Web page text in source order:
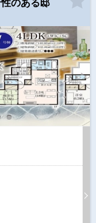
のある邸